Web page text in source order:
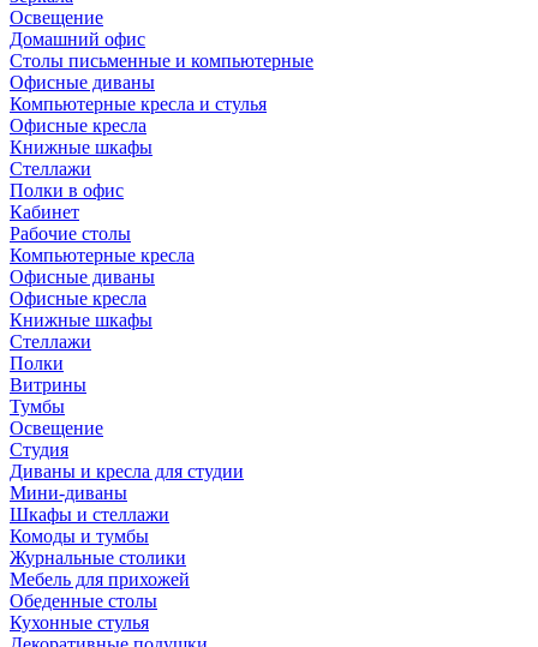
Освещение
Домашний офис
Столы письменные и компьютерные
Офисные диваны
Компьютерные кресла и стулья
Офисные кресла
Книжные шкафы
Стеллажи
Полки в офис
Кабинет
Рабочие столы
Компьютерные кресла
Офисные диваны
Офисные кресла
Книжные шкафы
Стеллажи
Полки
Витрины
Тумбы
Освещение
Студия
Диваны и кресла для студии
Мини-диваны
Шкафы и стеллажи
Комоды и тумбы
Журнальные столики
Мебель для прихожей
Обеденные столы
Кухонные стулья